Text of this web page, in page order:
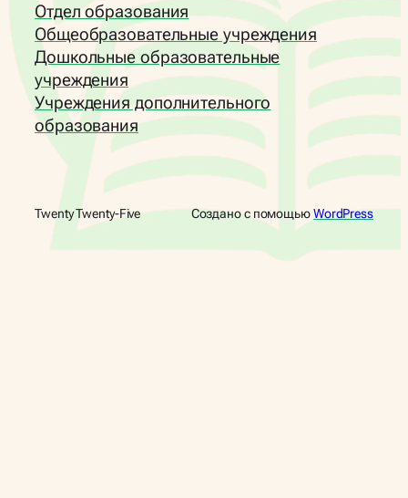
Отдел образования
Общеобразовательные учреждения
Дошкольные образовательные
учреждения
Учреждения дополнительного
образования
Twenty Twenty-Five Создано с помощьюWordPress